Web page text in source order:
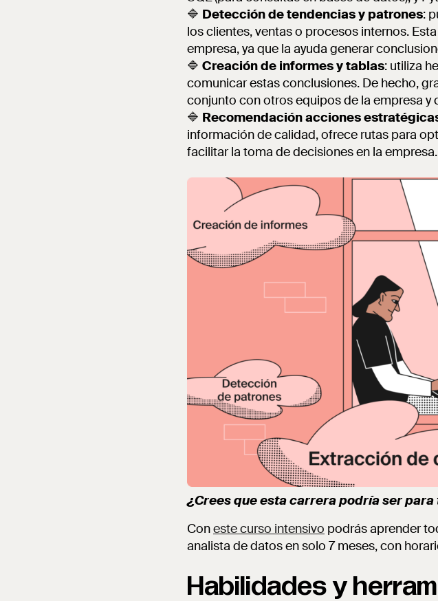
🔷 Detección de tendencias y patrones:
los clientes, ventas o procesos internos.
empresa, ya que la ayuda generar
🔷 Creación de informes y tablas: utiliza
comunicar estas conclusiones. De hecho,
conjunto con otros equipos de la empresa
🔷 Recomendación acciones
información de calidad, ofrece rutas para
facilitar la toma de decisiones en la empresa.
¿Crees que esta carrera podría ser para
Coneste curso intensivo podrás aprender
analista de datos en solo 7 meses, con
Habilidades y